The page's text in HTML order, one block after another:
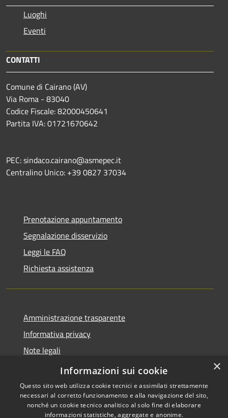
Luoghi
Eventi
CONTATTI
Comune di Cairano (AV)
Via Roma - 83040
Codice Fiscale: 82000450641
Partita IVA: 01721670642
PEC: sindaco.cairano@asmepec.it
Centralino Unico: +39 0827 37034
Prenotazione appuntamento
Segnalazione disservizio
Leggi le FAQ
Richiesta assistenza
Amministrazione trasparente
Informativa privacy
Note legali
Dichiarazione di accessibilità
×
Informazioni sui cookie
Questo sito web utilizza cookie tecnici e assimilati strettamente
necessari al corretto funzionamento e alla navigazione del sito,
nonché un cookie tecnico analitico al solo fine di elaborare
informazioni statistiche, aggregate e anonime.